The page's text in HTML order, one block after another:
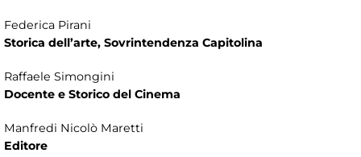
Federica Pirani
Storica dell’arte, Sovrintendenza Capitolina
Raffaele Simongini
Docente e Storico del Cinema
Manfredi Nicolò Maretti
Editore